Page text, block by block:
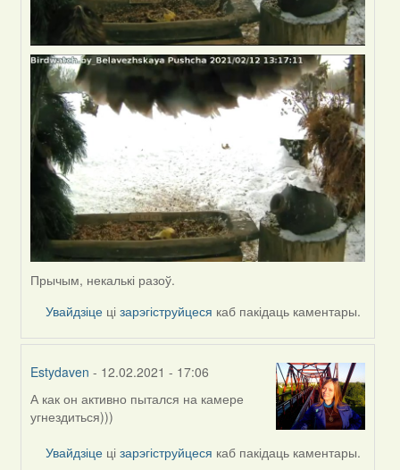
Прычым, некалькі разоў.
Увайдзіце цізарэгіструйцеся каб пакідаць каментары.
Estydaven - 12.02.2021 - 17:06
In
reply
А как он активно пытался на камере
угнездиться)))
Увайдзіце цізарэгіструйцеся каб пакідаць каментары.